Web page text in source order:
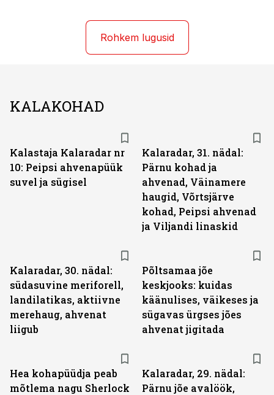
Rohkem lugusid
KALAKOHAD
Kalastaja Kalaradar nr
10: Peipsi ahvenapüük
suvel ja sügisel
Kalaradar, 31. nädal:
Pärnu kohad ja
ahvenad, Väinamere
haugid, Võrtsjärve
kohad, Peipsi ahvenad
ja Viljandi linaskid
Kalaradar, 30. nädal:
südasuvine meriforell,
landilatikas, aktiivne
merehaug, ahvenat
liigub
Põltsamaa jõe
keskjooks: kuidas
käänulises, väikeses ja
sügavas ürgses jões
ahvenat jigitada
Hea kohapüüdja peab
mõtlema nagu Sherlock
Kalaradar, 29. nädal:
Pärnu jõe avalöök,